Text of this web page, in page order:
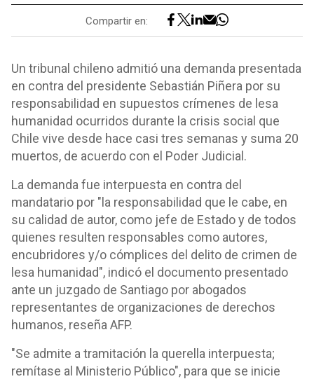
Compartir en:
Un tribunal chileno admitió una demanda presentada
en contra del presidente Sebastián Piñera por su
responsabilidad en supuestos crímenes de lesa
humanidad ocurridos durante la crisis social que
Chile vive desde hace casi tres semanas y suma 20
muertos, de acuerdo con el Poder Judicial.
La demanda fue interpuesta en contra del
mandatario por "la responsabilidad que le cabe, en
su calidad de autor, como jefe de Estado y de todos
quienes resulten responsables como autores,
encubridores y/o cómplices del delito de crimen de
lesa humanidad", indicó el documento presentado
ante un juzgado de Santiago por abogados
representantes de organizaciones de derechos
humanos, reseña AFP.
"Se admite a tramitación la querella interpuesta;
remítase al Ministerio Público", para que se inicie